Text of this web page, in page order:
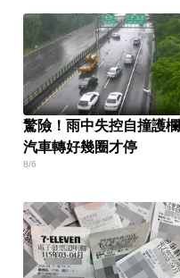
驚險！雨中失控自撞護欄
汽車轉好幾圈才停
8/6